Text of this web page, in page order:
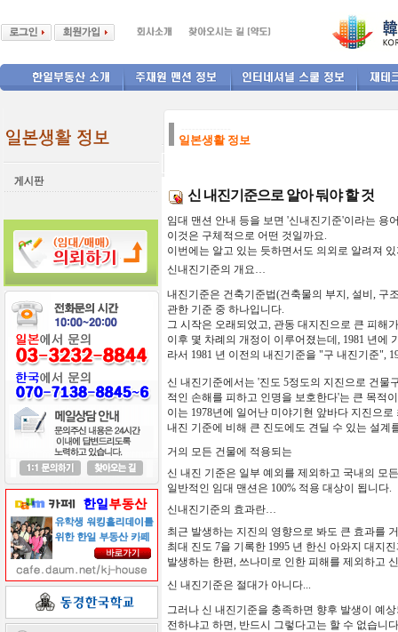
일본생활 정보
신 내진기준으로 알아 둬야 할 것
임대 맨션 안내 등을 보면 '신내진기준'이라는 용
이것은 구체적으로 어떤 것일까요.
이번에는 알고 있는 듯하면서도 의외로 알려져
신내진기준의 개요…
내진기준은 건축기준법(건축물의 부지 , 설비 , 구
관한 기준 중 하나입니다.
그 시작은 오래되었고, 관동 대지진으로 큰 피해가
이후 몇 차례의 개정이 이루어졌는데 , 1981 년에
라서 1981 년 이전의 내진기준을 "구 내진기준",
신 내진기준에서는 '진도 5정도의 지진으로 건물
적인 손해를 피하고 인명을 보호한다'는 큰 목적이
이는 1978년에 일어난 미야기현 앞바다 지진으로
내진 기준에 비해 큰 진도에도 견딜 수 있는 설계
거의 모든 건물에 적용되는
신 내진 기준은 일부 예외를 제외하고 국내의 모든
일반적인 임대 맨션은 100% 적용 대상이 됩니다.
신내진기준의 효과란…
최근 발생하는 지진의 영향으로 봐도 큰 효과를
최대 진도 7을 기록한 1995 년 한신 아와지 대지
발생하는 한편, 쓰나미로 인한 피해를 제외하고
신 내진기준은 절대가 아니다...
그러나 신 내진기준을 충족하면 향후 발생이 예
전하냐고 하면, 반드시 그렇다고는 할 수 없습니다